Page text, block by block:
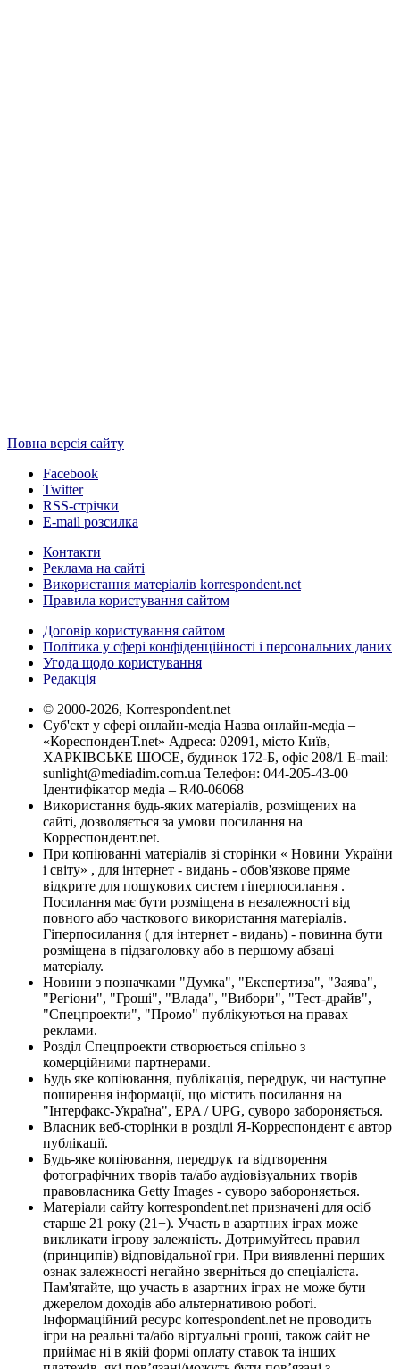
Повна версія сайту
Facebook
Twitter
RSS-стрічки
E-mail розсилка
Контакти
Реклама на сайті
Використання матеріалів korrespondent.net
Правила користування сайтом
Договір користування сайтом
Політика у сфері конфіденційності і персональних даних
Угода щодо користування
Редакція
© 2000-2026, Korrespondent.net
Суб'єкт у сфері онлайн-медіа Назва онлайн-медіа –
«КореспонденТ.net» Адреса: 02091, місто Київ,
ХАРКІВСЬКЕ ШОСЕ, будинок 172-Б, офіс 208/1 E-mail:
sunlight@mediadim.com.ua Телефон: 044-205-43-00
Ідентифікатор медіа – R40-06068
Використання будь-яких матеріалів, розміщених на
сайті, дозволяється за умови посилання на
Корреспондент.net.
При копіюванні матеріалів зі сторінки « Новини України
і світу» , для інтернет - видань - обов'язкове пряме
відкрите для пошукових систем гіперпосилання .
Посилання має бути розміщена в незалежності від
повного або часткового використання матеріалів.
Гіперпосилання ( для інтернет - видань) - повинна бути
розміщена в підзаголовку або в першому абзаці
матеріалу.
Новини з позначками "Думка", "Експертиза", "Заява",
"Регіони", "Гроші", "Влада", "Вибори", "Тест-драйв",
"Спецпроекти", "Промо" публікуються на правах
реклами.
Розділ Спецпроекти створюється спільно з
комерційними партнерами.
Будь яке копіювання, публікація, передрук, чи наступне
поширення інформації, що містить посилання на
"Інтерфакс-Україна", EPA / UPG, суворо забороняється.
Власник веб-сторінки в розділі Я-Корреспондент є автор
публікації.
Будь-яке копіювання, передрук та відтворення
фотографічних творів та/або аудіовізуальних творів
правовласника Getty Images - суворо забороняється.
Матеріали сайту korrespondent.net призначені для осіб
старше 21 року (21+). Участь в азартних іграх може
викликати ігрову залежність. Дотримуйтесь правил
(принципів) відповідальної гри. При виявленні перших
ознак залежності негайно зверніться до спеціаліста.
Пам'ятайте, що участь в азартних іграх не може бути
джерелом доходів або альтернативою роботі.
Інформаційний ресурс korrespondent.net не проводить
ігри на реальні та/або віртуальні гроші, також сайт не
приймає ні в якій формі оплату ставок та інших